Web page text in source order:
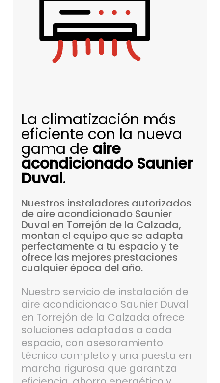
La climatización más
eficiente con la nueva
gama de aire
acondicionado Saunier
Duval.
Nuestros instaladores autorizados
de aire acondicionado Saunier
Duval en Torrejón de la Calzada,
montan el equipo que se adapta
perfectamente a tu espacioy te
ofrece las mejores prestaciones
cualquierépoca del año.
Nuestro servicio de instalación de
aire acondicionado Saunier Duval
en Torrejón de la Calzada ofrece
soluciones adaptadas a cada
espacio, con asesoramiento
técnico completo y una puesta en
marcha rigurosa que garantiza